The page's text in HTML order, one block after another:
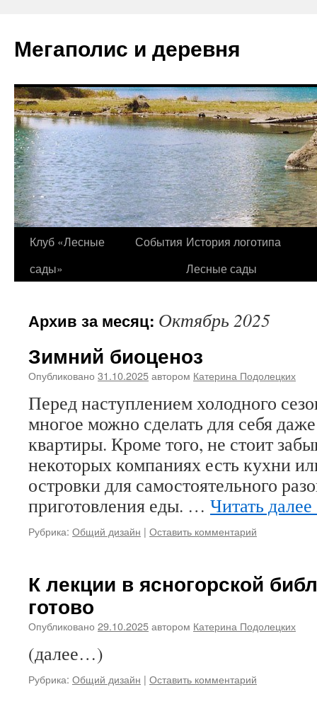
содержимому
Мегаполис и деревня
Клуб «Лесные
сады»
События История логотипа
Лесные сады
Архив за месяц: Октябрь 2025
Зимний биоценоз
Опубликовано 31.10.2025автором Катерина Подолецких
Перед наступлением холодного
многое можно сделать для себя
квартиры. Кроме того, не стоит
некоторых компаниях есть кухни
островки для самостоятельного
приготовления еды. … Читать далее
Рубрика: Общий дизайн | Оставить комментарий
К лекции в ясногорской
готово
Опубликовано 29.10.2025автором Катерина Подолецких
(далее…)
Рубрика: Общий дизайн | Оставить комментарий